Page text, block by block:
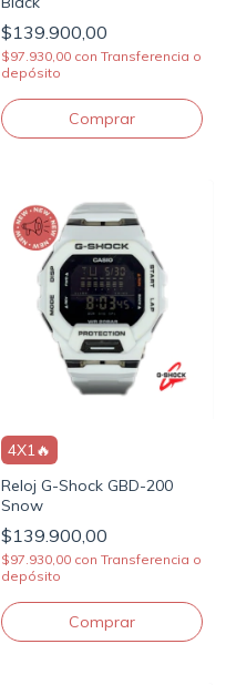
$139.900,00
$97.930,00 con Transferencia o
depósito
4X1🔥
Reloj G-Shock GBD-200
Snow
$139.900,00
$97.930,00 con Transferencia o
depósito